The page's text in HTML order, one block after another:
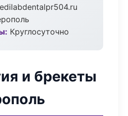
Круглосуточно
и брекеты